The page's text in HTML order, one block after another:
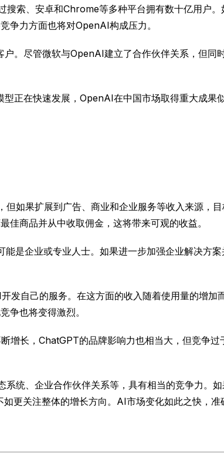
索、安卓和Chrome等多种平台拥有数十亿用户
争力方面也将对OpenAI构成压力。
。尽管微软与OpenAI建立了合作伙伴关系，但同
正在快速发展，OpenAI在中国市场取得重大成果
如果扩展到广告、商业和企业服务等收入来源，
商品并从中收取佣金，这将带来可观的收益。
是企业或专业人士。如果进一步加强企业解决方案
自己的服务。在这方面的收入随着使用量的增
争也将变得激烈。
长，ChatGPT的品牌影响力也相当大，但竞争
统、企业合作伙伴关系等，具有相当的竞争力。
更关注整体的增长方向。AI市场变化如此之快，准